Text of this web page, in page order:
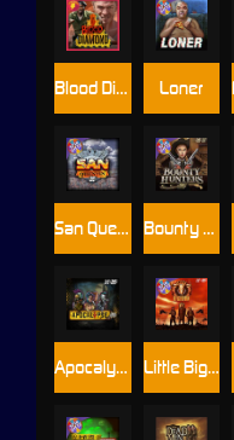
Blood Diamond
Apocalypse Super xNudge
Loner
Bounty Hunters xNudge®
Little Bighorn
San Quentin xWays